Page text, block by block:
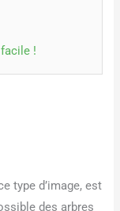
!
type d’image, est
des arbres